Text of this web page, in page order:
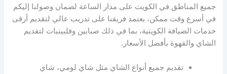
جميع المناطق في الكويت على مدار الساعة لضمان وصولنا إليكم
في أسرع وقت ممكن، يعتمد فريقنا على تدريب عالي لتقديم أرقى
خدمات الضيافة الكويتية، بما في ذلك صبابين وفلبينيات لتقديم
الشاي والقهوة بأفضل الأسعار.
تقديم جميع أنواع الشاي مثل شاي لومي، شاي